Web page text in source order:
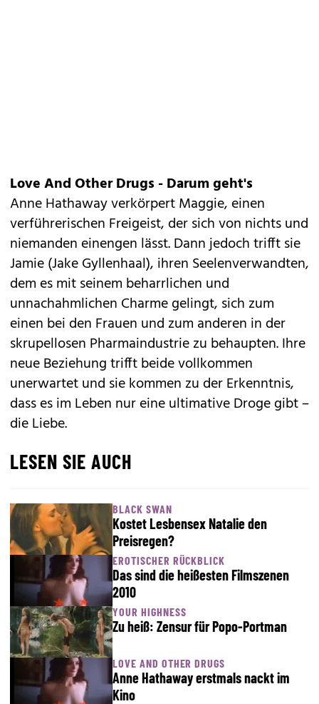
Love And Other Drugs - Darum geht's
Anne Hathaway verkörpert Maggie, einen
verführerischen Freigeist, der sich von nichts und
niemanden einengen lässt. Dann jedoch trifft sie
Jamie (Jake Gyllenhaal), ihren Seelenverwandten,
dem es mit seinem beharrlichen und
unnachahmlichen Charme gelingt, sich zum
einen bei den Frauen und zum anderen in der
skrupellosen Pharmaindustrie zu behaupten. Ihre
neue Beziehung trifft beide vollkommen
unerwartet und sie kommen zu der Erkenntnis,
dass es im Leben nur eine ultimative Droge gibt –
die Liebe.
LESEN SIE AUCH
BLACK SWAN
Kostet Lesbensex Natalie den
Preisregen?
EROTISCHER RÜCKBLICK
Das sind die heißesten Filmszenen
2010
YOUR HIGHNESS
Zu heiß: Zensur für Popo-Portman
LOVE AND OTHER DRUGS
Anne Hathaway erstmals nackt im
Kino